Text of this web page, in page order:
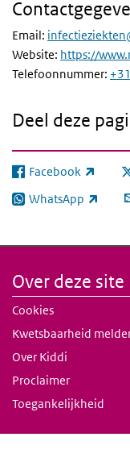
Email:
Website: https://
Telefoonnummer:
Deel deze
Facebook
(externe link)
WhatsApp
(externe link)
Over deze site
Cookies
Kwetsbaarheid
Over Kiddi
Proclaimer
Toegankelijkheid